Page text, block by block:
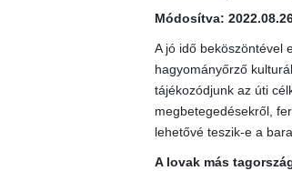
Módosítva:
A jó idő beköszöntével
hagyományőrző
tájékozódjunk az úti
megbetegedésekről,
lehetővé teszik-e a
A lovak más